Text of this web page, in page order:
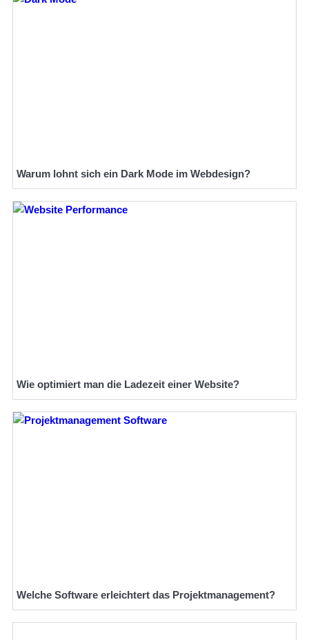
Warum lohnt sich ein Dark Mode im Webdesign?
Wie optimiert man die Ladezeit einer Website?
Welche Software erleichtert das Projektmanagement?